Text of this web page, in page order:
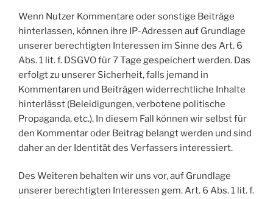
Wenn Nutzer Kommentare oder sonstige Beiträge
hinterlassen, können ihre IP-Adressen auf Grundlage
unserer berechtigten Interessen im Sinne des Art. 6
Abs. 1 lit. f. DSGVO für 7 Tage gespeichert werden. Das
erfolgt zu unserer Sicherheit, falls jemand in
Kommentaren und Beiträgen widerrechtliche Inhalte
hinterlässt (Beleidigungen, verbotene politische
Propaganda, etc.). In diesem Fall können wir selbst für
den Kommentar oder Beitrag belangt werden und sind
daher an der Identität des Verfassers interessiert.
Des Weiteren behalten wir uns vor, auf Grundlage
unserer berechtigten Interessen gem. Art. 6 Abs. 1 lit. f.